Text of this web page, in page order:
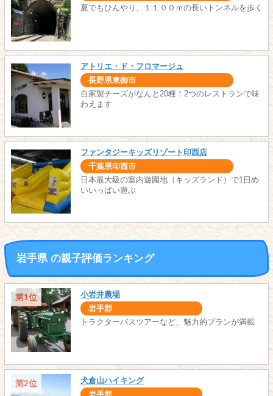
夏でもひんやり、１１００ｍの長いトンネルを歩く
アトリエ・ド・フロマージュ
長野県東御市
自家製チーズがなんと20種！2つのレストランで味
わえます
ファンタジーキッズリゾート印西店
千葉県印西市
日本最大級の室内遊園地（キッズランド）で1日め
いいっぱい遊ぶ
岩手県 の親子評価ランキング
第1位 小岩井農場
岩手郡
トラクターバスツアーなど、魅力的プランが満載
第2位 犬倉山ハイキング